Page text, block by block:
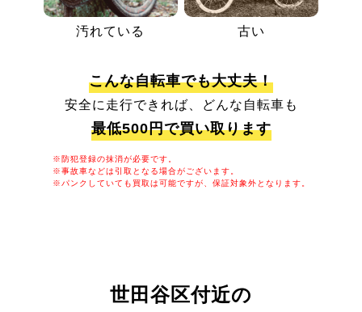
汚れている 古い
こんな自転車でも大丈夫！
安全に走行できれば、どんな自転車も
最低500円で買い取ります
※防犯登録の抹消が必要です。
※事故車などは引取となる場合がございます。
※パンクしていても買取は可能ですが、保証対象外となります。
世田谷区付近の